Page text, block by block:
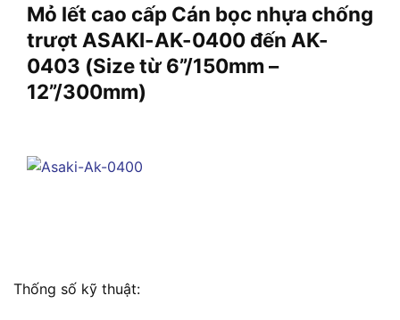
Mỏ lết cao cấp Cán bọc nhựa chống
trượt ASAKI-AK-0400 đến AK-
0403 (Size từ 6”/150mm –
12”/300mm)
Thống số kỹ thuật: